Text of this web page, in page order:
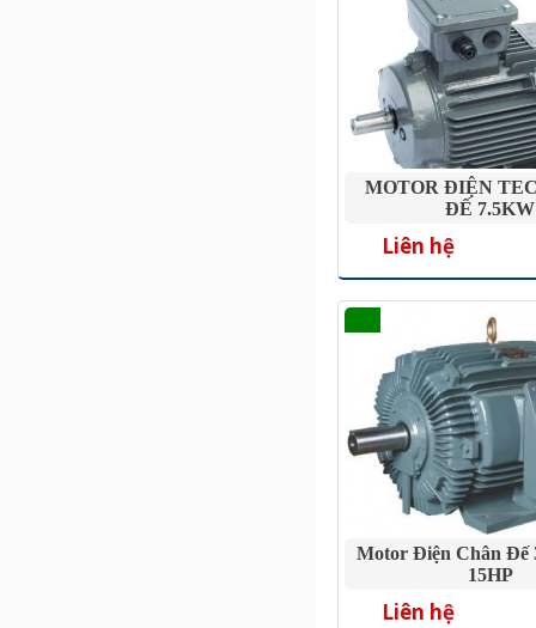
MOTOR ĐIỆN
ĐẾ 7.5KW
Liên hệ
Motor Điện Chân Đế
15HP
Liên hệ